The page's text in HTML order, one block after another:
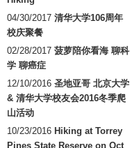
04/30/2017 清华大学106周年
校庆聚餐
02/28/2017 菠萝陪你看海 聊科
学 聊癌症
12/10/2016 圣地亚哥 北京大学
& 清华大学校友会2016冬季爬
山活动
10/23/2016 Hiking at Torrey
Pines State Reserve on Oct